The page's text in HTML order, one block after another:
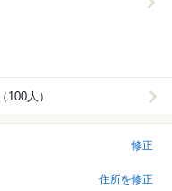
人）
修正
住所を修正